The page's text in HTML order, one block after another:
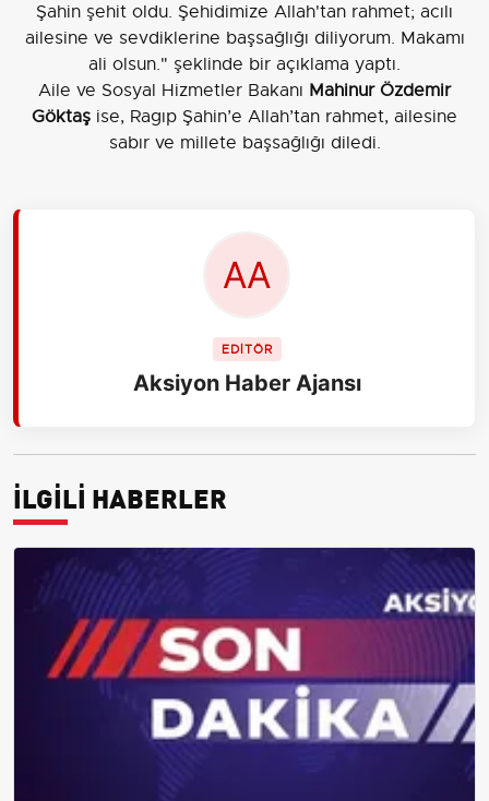
Şahin şehit oldu. Şehidimize Allah'tan rahmet; acılı
ailesine ve sevdiklerine başsağlığı diliyorum. Makamı
ali olsun." şeklinde bir açıklama yaptı.
Aile ve Sosyal Hizmetler Bakanı Mahinur Özdemir
Göktaş ise, Ragıp Şahin’e Allah’tan rahmet, ailesine
sabır ve millete başsağlığı diledi.
EDİTÖR
Aksiyon Haber Ajansı
İLGİLİ HABERLER